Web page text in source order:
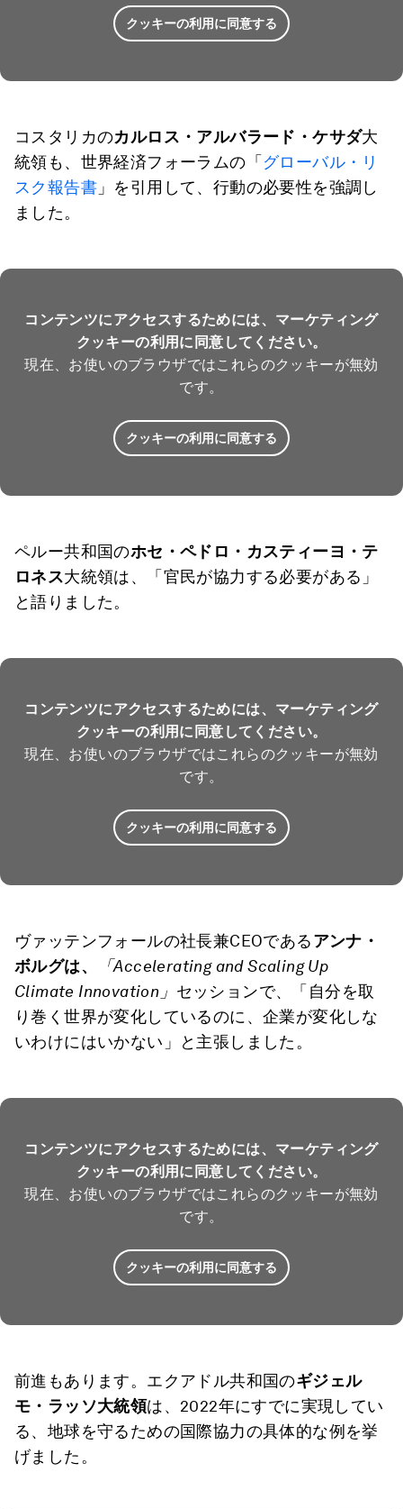
クッキーの利用に同意する
コスタリカのカルロス・アルバラード・ケサダ大
統領も、世界経済フォーラムの「 グローバル・リ
スク報告書 」を引用して、行動の必要性を強調し
ました。
コンテンツにアクセスするためには、マーケティング
クッキーの利用に同意してください。
現在、お使いのブラウザではこれらのクッキーが無効
です。
クッキーの利用に同意する
ペルー共和国のホセ・ペドロ・カスティーヨ・テ
ロネス大統領は、「官民が協力する必要がある」
と語りました。
コンテンツにアクセスするためには、マーケティング
クッキーの利用に同意してください。
現在、お使いのブラウザではこれらのクッキーが無効
です。
クッキーの利用に同意する
ヴァッテンフォールの社長兼CEOであるアンナ・
ボルグは、
「Accelerating and Scaling Up
Climate Innovation」 セッションで、「自分を取
り巻く世界が変化しているのに、企業が変化しな
いわけにはいかない」と主張しました。
コンテンツにアクセスするためには、マーケティング
クッキーの利用に同意してください。
現在、お使いのブラウザではこれらのクッキーが無効
です。
クッキーの利用に同意する
前進もあります。エクアドル共和国のギジェル
モ・ラッソ大統領は、2022年にすでに実現してい
る、地球を守るための国際協力の具体的な例を挙
げました。